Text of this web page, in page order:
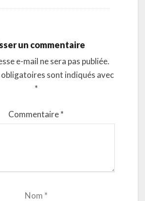
un commentaire
e-mail ne sera pas publiée.
obligatoires sont indiqués avec
*
Commentaire*
Nom *